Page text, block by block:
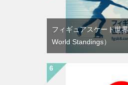
フィギュアスケート世
World Standings）